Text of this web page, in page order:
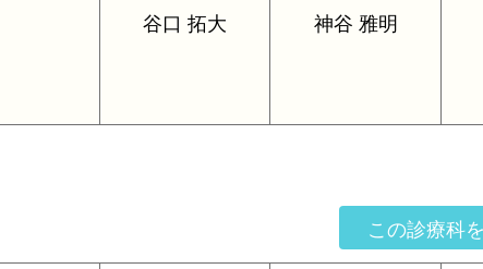
谷口 拓大 神谷 雅明
この診療科